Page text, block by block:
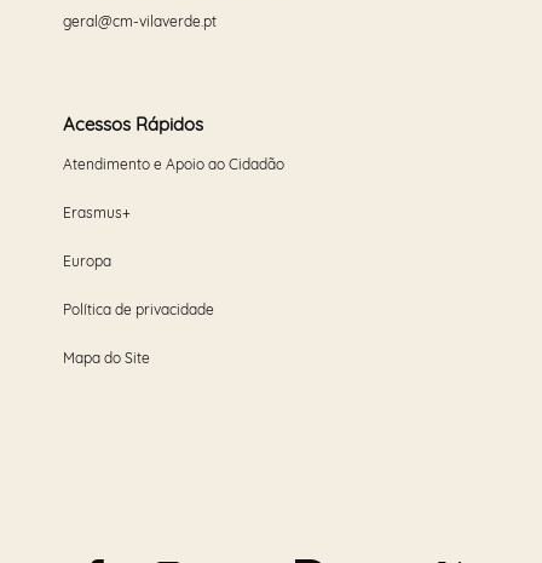
geral@cm-vilaverde.pt
Acessos Rápidos
Atendimento e Apoio ao Cidadão
Erasmus+
Europa
Política de privacidade
Mapa do Site